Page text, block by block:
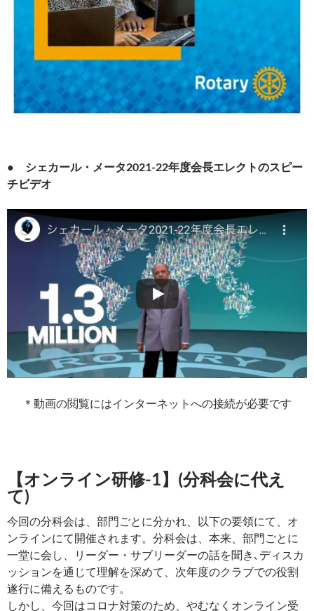
● シェカール・メータ2021-22年度会長エレクトのスピー
チビデオ
＊動画の閲覧にはインターネットへの接続が必要です
【オンライン研修-1】(分科会に代え
て)
今回の分科会は、部門ごとに分かれ、以下の要領にて、オ
ンラインにて開催されます。分科会は、本来、部門ごとに
一堂に会し、リーダー・サブリーダーの話を聞き､ディスカ
ッションを通じて理解を深めて、次年度のクラブでの役割
遂行に備えるものです。
しかし、今回はコロナ対策のため、やむなくオンライン受